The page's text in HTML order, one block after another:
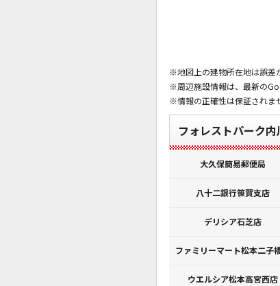
※地図上の建物所在地は誤差
※周辺施設情報は、最新の
※情報の正確性は保証されま
フォレストパーク
大久保簡易郵便局
八十二銀行笹賀支店
デリシア石芝店
ファミリーマート松本二子
ウエルシア松本高宮西店